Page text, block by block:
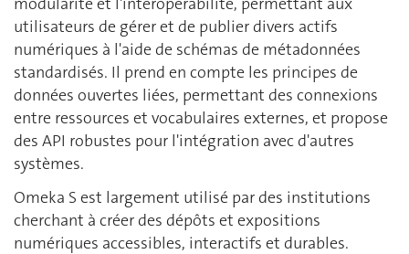
utilisateurs de gérer et de publier divers actifs
numériques à l'aide de schémas de métadonnées
standardisés. Il prend en compte les principes de
données ouvertes liées, permettant des connexions
entre ressources et vocabulaires externes, et propose
des API robustes pour l'intégration avec d'autres
systèmes.
Omeka S est largement utilisé par des institutions
cherchant à créer des dépôts et expositions
numériques accessibles, interactifs et durables.